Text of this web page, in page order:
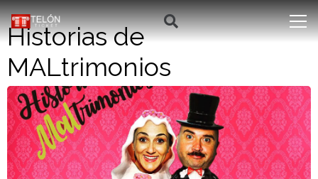
Historias de
MALtrimonios